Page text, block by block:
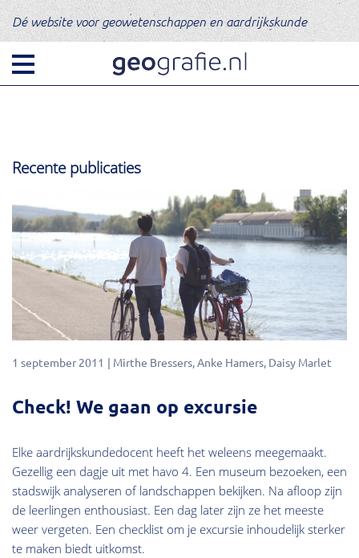
Dé website voor geowetenschappen en aardrijkskunde
Recente publicaties
1 september 2011 Mirthe Bressers Anke Hamers Daisy Marlet
Check! We gaan op excursie
Elke aardrijkskundedocent heeft het weleens meegemaakt.
Gezellig een dagje uit met havo 4. Een museum bezoeken, een
stadswijk analyseren of landschappen bekijken. Na afloop zijn
de leerlingen enthousiast. Een dag later zijn ze het meeste
weer vergeten. Een checklist om je excursie inhoudelijk sterker
te maken biedt uitkomst.